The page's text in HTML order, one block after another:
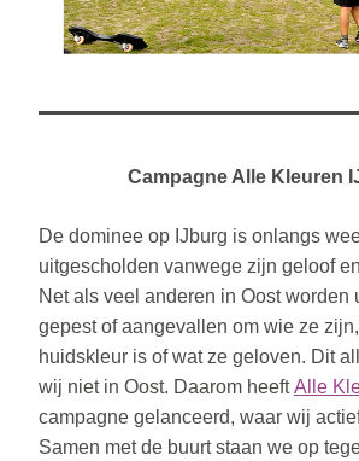
Campagne Alle Kleuren
De dominee op IJburg is onlangs
uitgescholden vanwege zijn geloof
Net als veel anderen in Oost worden
gepest of aangevallen om wie ze
huidskleur is of wat ze geloven. Dit
wij niet in Oost. Daarom heeft Alle
campagne gelanceerd, waar wij
Samen met de buurt staan we op